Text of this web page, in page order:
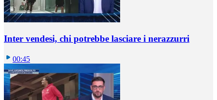
Inter vendesi, chi potrebbe lasciare i nerazzurri
00:45